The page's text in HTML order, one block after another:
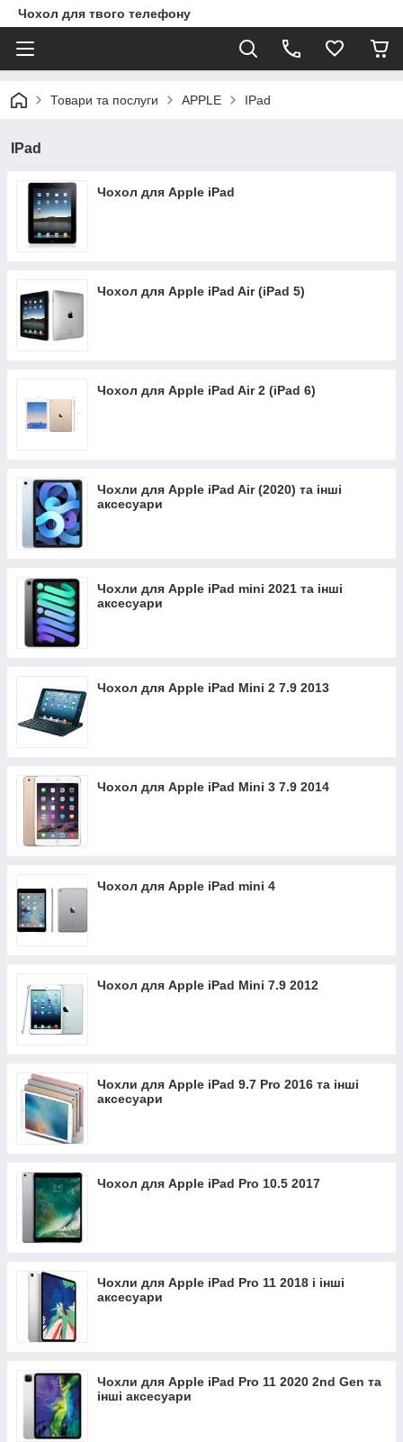
Чохол для твого телефону
Товари та послуги APPLE IPad
IPad
Чохол для Apple iPad
Чохол для Apple iPad Air (iPad 5)
Чохол для Apple iPad Air 2 (iPad 6)
Чохли для Apple iPad Air (2020) та інші
аксесуари
Чохли для Apple iPad mini 2021 та інші
аксесуари
Чохол для Apple iPad Mini 2 7.9 2013
Чохол для Apple iPad Mini 3 7.9 2014
Чохол для Apple iPad mini 4
Чохол для Apple iPad Mini 7.9 2012
Чохли для Apple iPad 9.7 Pro 2016 та інші
аксесуари
Чохол для Apple iPad Pro 10.5 2017
Чохли для Apple iPad Pro 11 2018 і інші
аксесуари
Чохли для Apple iPad Pro 11 2020 2nd Gen та
інші аксесуари